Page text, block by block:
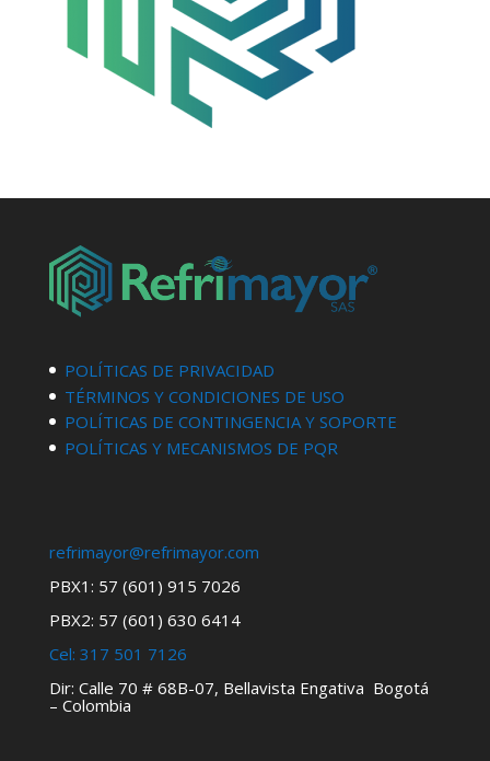
POLÍTICAS DE PRIVACIDAD
TÉRMINOS Y CONDICIONES DE USO
POLÍTICAS DE CONTINGENCIA Y SOPORTE
POLÍTICAS Y MECANISMOS DE PQR
refrimayor@refrimayor.com
PBX1: 57 (601) 915 7026
PBX2: 57 (601) 630 6414
Cel: 317 501 7126
Dir: Calle 70 # 68B-07, Bellavista Engativa Bogotá
– Colombia